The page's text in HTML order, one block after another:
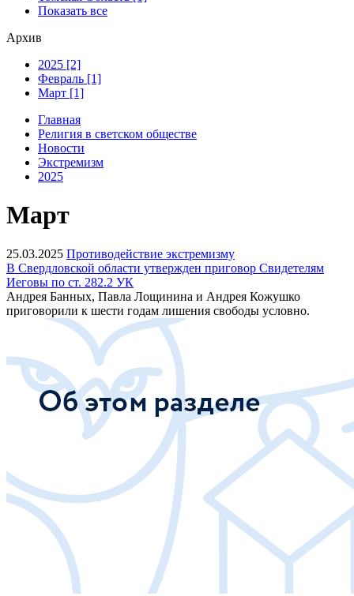
Показать все
Архив
2025 [2]
Февраль [1]
Март [1]
Главная
Религия в светском обществе
Новости
Экстремизм
2025
Март
25.03.2025 Противодействие экстремизму
В Свердловской области утвержден приговор Свидетелям
Иеговы по ст. 282.2 УК
Андрея Банных, Павла Лощинина и Андрея Кожушко
приговорили к шести годам лишения свободы условно.